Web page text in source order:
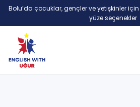
Bolu’da çocuklar, gençler ve yetişkinler
yüze seçenekler